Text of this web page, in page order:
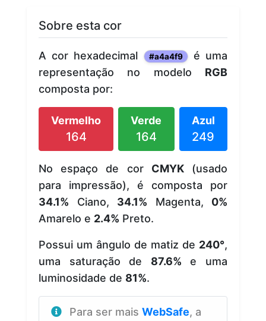
Sobre esta cor
A cor hexadecimal #a4a4f9 é uma
representação no modelo RGB
composta por:
Vermelho
164
Verde
164
Azul
249
No espaço de cor CMYK(usado
para impressão), é composta por
34.1% Ciano, 34.1% Magenta, 0%
Amarelo e 2.4% Preto.
Possui um ângulo de matiz de 240°,
uma saturação de 87.6% e uma
luminosidade de 81%.
Para ser mais WebSafe, a